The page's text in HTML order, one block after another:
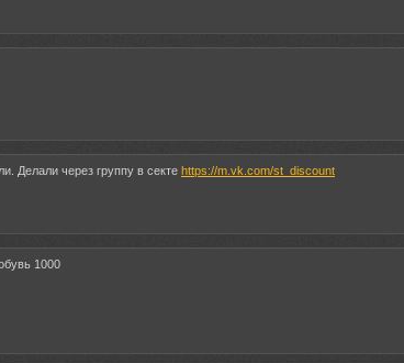
Делали через группу в секте https://m.vk.com/st_discount
1000